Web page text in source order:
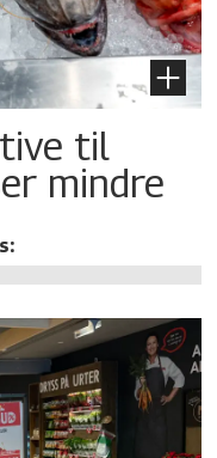
til
mindre